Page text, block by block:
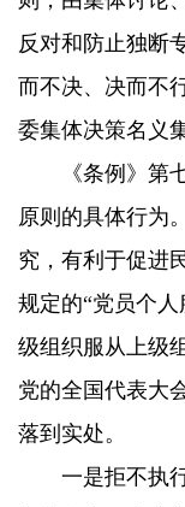
反对和防止独断
而不决、决而不
委集体决策名义
《条例》第七
原则的具体行为
究，有利于促进
规定的“党员个
级组织服从上级
党的全国代表大
落到实处。
一是拒不执行